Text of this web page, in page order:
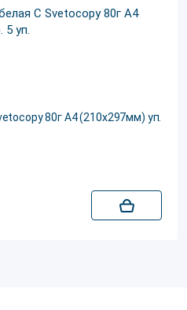
80г A4 (210х297мм) уп.